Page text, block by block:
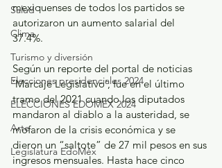
Salud
Clima
Turismo y diversión
Elecciones presidenciales 2024
ELECCIONES EDOMEX 2024
Arte
Legislatura EdoMéx
mexiquenses de todos los partidos se
autorizaron un aumento salarial del
37.4%.
Según un reporte del portal de noticias
‘Marcaje Legislativo’, fue en el último
tramo del 2021 cuando los diputados
mandaron al diablo a la austeridad, se
mofaron de la crisis económica y se
dieron un “saltote” de 27 mil pesos en sus
ingresos mensuales. Hasta hace cinco